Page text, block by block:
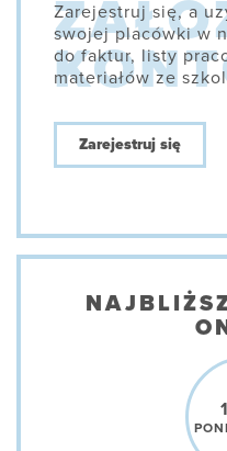
Zarejestruj się, a
swojej placówki w
do faktur, listy
materiałów ze
Zarejestruj się